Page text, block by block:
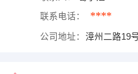
联系电话： ****
公司地址： 漳州二路19